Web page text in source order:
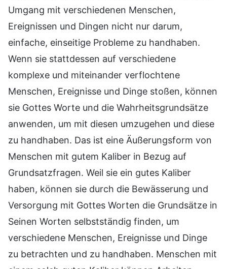
Umgang mit verschiedenen Menschen,
Ereignissen und Dingen nicht nur darum,
einfache, einseitige Probleme zu handhaben.
Wenn sie stattdessen auf verschiedene
komplexe und miteinander verflochtene
Menschen, Ereignisse und Dinge stoßen, können
sie Gottes Worte und die Wahrheitsgrundsätze
anwenden, um mit diesen umzugehen und diese
zu handhaben. Das ist eine Äußerungsform von
Menschen mit gutem Kaliber in Bezug auf
Grundsatzfragen. Weil sie ein gutes Kaliber
haben, können sie durch die Bewässerung und
Versorgung mit Gottes Worten die Grundsätze in
Seinen Worten selbstständig finden, um
verschiedene Menschen, Ereignisse und Dinge
zu betrachten und zu handhaben. Menschen mit